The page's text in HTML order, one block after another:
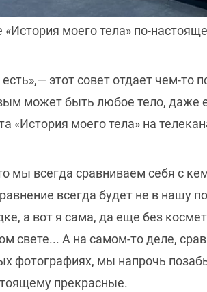
моего тела» по-
этот совет отдает чем-то
может быть любое тело,
«История моего тела» на
мы всегда сравниваем себя с
всегда будет не в нашу
а вот я сама, да еще без
свете... А на самом-то деле,
фотографиях, мы напрочь
прекрасные.